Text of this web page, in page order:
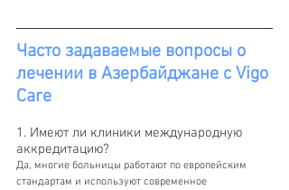
Часто задаваемые вопросы о
лечении в Азербайджане с Vigo
Care
1. Имеют ли клиники международную
аккредитацию?
Да, многие больницы работают по европейским
стандартам и используют современное